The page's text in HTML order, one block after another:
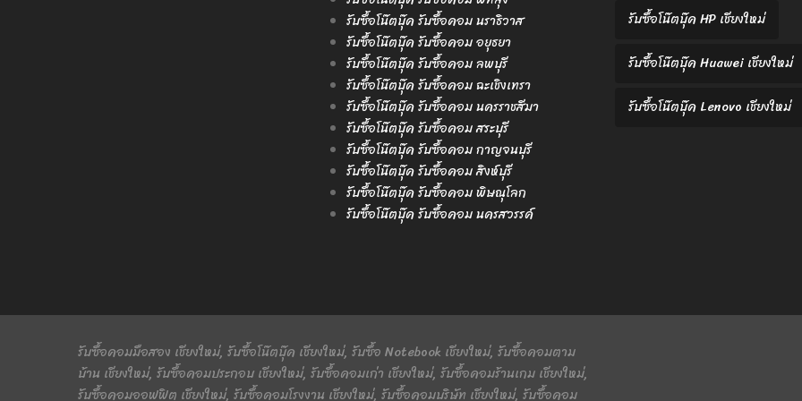
รับซื้อโน๊ตบุ๊ค รับซื้อคอม นราธิวาส
รับซื้อโน๊ตบุ๊ค รับซื้อคอม อยุธยา
รับซื้อโน๊ตบุ๊ค รับซื้อคอม ลพบุรี
รับซื้อโน๊ตบุ๊ค รับซื้อคอม ฉะเชิงเทรา
รับซื้อโน๊ตบุ๊ค รับซื้อคอม นครราชสีมา
รับซื้อโน๊ตบุ๊ค รับซื้อคอม สระบุรี
รับซื้อโน๊ตบุ๊ค รับซื้อคอม กาญจนบุรี
รับซื้อโน๊ตบุ๊ค รับซื้อคอม สิงห์บุรี
รับซื้อโน๊ตบุ๊ค รับซื้อคอม พิษณุโลก
รับซื้อโน๊ตบุ๊ค รับซื้อคอม นครสวรรค์
รับซื้อโน๊ตบุ๊ค HP เชียงใหม่
รับซื้อโน๊ตบุ๊ค Huawei เชียงใหม่
รับซื้อโน๊ตบุ๊ค Lenovo เชียงใหม่
รับซื้อคอมมือสอง เชียงใหม่, รับซื้อโน๊ตบุ๊ค เชียงใหม่, รับซื้อ Notebook เชียงใหม่, รับซื้อคอมตาม
บ้าน เชียงใหม่, รับซื้อคอมประกอบ เชียงใหม่, รับซื้อคอมเก่า เชียงใหม่, รับซื้อคอมร้านเกม เชียงใหม่,
รับซื้อคอมออฟฟิต เชียงใหม่, รับซื้อคอมโรงงาน เชียงใหม่, รับซื้อคอมบริษัท เชียงใหม่, รับซื้อคอม